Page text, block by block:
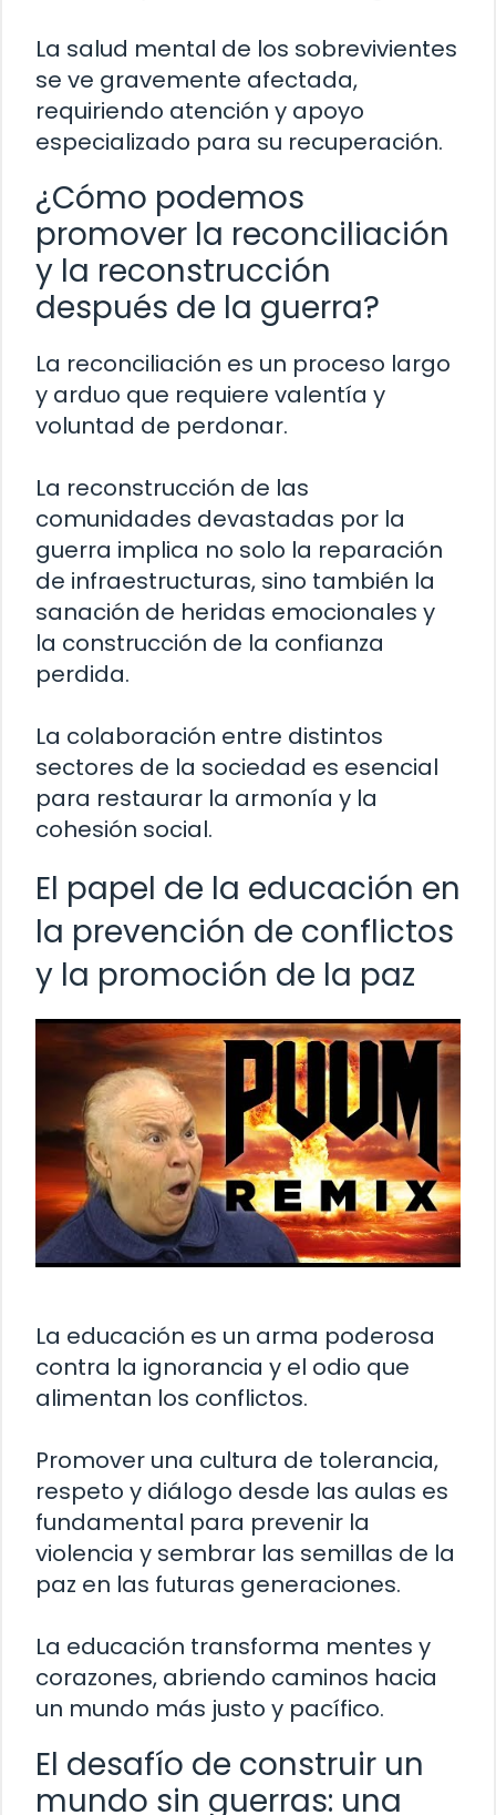
La salud mental de los sobrevivientes
se ve gravemente afectada,
requiriendo atención y apoyo
especializado para su recuperación.
¿Cómo podemos
promover la reconciliación
y la reconstrucción
después de la guerra?
La reconciliación es un proceso largo
y arduo que requiere valentía y
voluntad de perdonar.
La reconstrucción de las
comunidades devastadas por la
guerra implica no solo la reparación
de infraestructuras, sino también la
sanación de heridas emocionales y
la construcción de la confianza
perdida.
La colaboración entre distintos
sectores de la sociedad es esencial
para restaurar la armonía y la
cohesión social.
El papel de la educación en
la prevención de conflictos
y la promoción de la paz
La educación es un arma poderosa
contra la ignorancia y el odio que
alimentan los conflictos.
Promover una cultura de tolerancia,
respeto y diálogo desde las aulas es
fundamental para prevenir la
violencia y sembrar las semillas de la
paz en las futuras generaciones.
La educación transforma mentes y
corazones, abriendo caminos hacia
un mundo más justo y pacífico.
El desafío de construir un
mundo sin guerras: una